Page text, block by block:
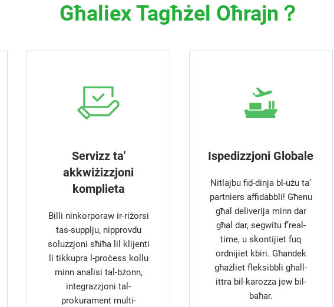
Għaliex Tagħżel Oħrajn？
Servizz ta'
akkwiżizzjoni
komplieta
Billi ninkorporaw ir-riżorsi
tas-supplju, nipprovdu
soluzzjoni sħiħa lil klijenti
li tikkupra l-proċess kollu
minn analisi tal-bżonn,
integrazzjoni tal-
prokurament multi-
Ispedizzjoni Globale
Nitlajbu fid-dinja bl-użu ta’
partniers affidabbli! Għenu
għal deliverija minn dar
għal dar, segwitu f’real-
time, u skontijiet fuq
ordnijiet kbiri. Għandek
għażliet fleksibbli għall-
ittra bil-karozza jew bil-
baħar.